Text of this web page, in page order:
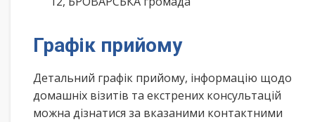
Графік прийому
Детальний графік прийому, інформацію щодо
домашніх візитів та екстрених консультацій
можна дізнатися за вказаними контактними